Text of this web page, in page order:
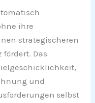
ihre
strategischeren
Das
und
selbst